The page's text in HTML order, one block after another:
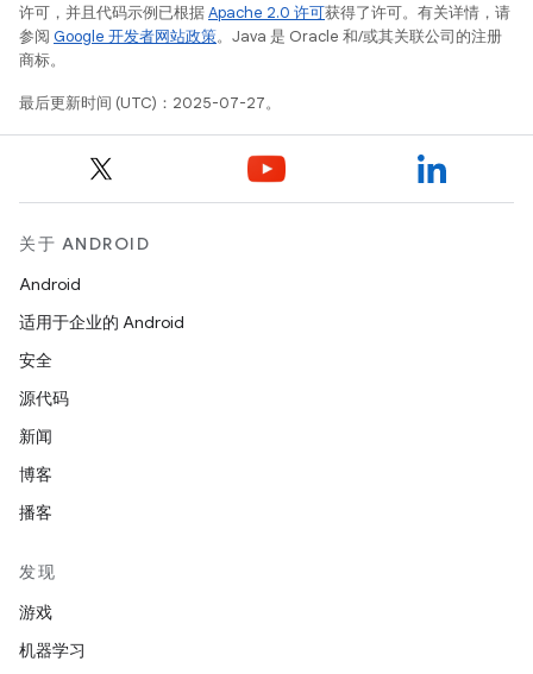
许可，并且代码示例已根据Apache 2.0 许可获得了许可。有关详情，请
参阅 Google 开发者网站政策。Java 是 Oracle 和/或其关联公司的注册
商标。
最后更新时间 (UTC)：2025-07-27。
关于 ANDROID
Android
适用于企业的 Android
安全
源代码
新闻
博客
播客
发现
游戏
机器学习